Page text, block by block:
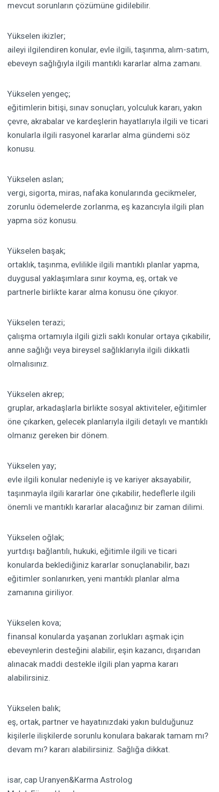
mevcut sorunların çözümüne gidilebilir.
Yükselen ikizler;
aileyi ilgilendiren konular, evle ilgili, taşınma, alım-satım,
ebeveyn sağlığıyla ilgili mantıklı kararlar alma zamanı.
Yükselen yengeç;
eğitimlerin bitişi, sınav sonuçları, yolculuk kararı, yakın
çevre, akrabalar ve kardeşlerin hayatlarıyla ilgili ve ticari
konularla ilgili rasyonel kararlar alma gündemi söz
konusu.
Yükselen aslan;
vergi, sigorta, miras, nafaka konularında gecikmeler,
zorunlu ödemelerde zorlanma, eş kazancıyla ilgili plan
yapma söz konusu.
Yükselen başak;
ortaklık, taşınma, evlilikle ilgili mantıklı planlar yapma,
duygusal yaklaşımlara sınır koyma, eş, ortak ve
partnerle birlikte karar alma konusu öne çıkıyor.
Yükselen terazi;
çalışma ortamıyla ilgili gizli saklı konular ortaya çıkabilir,
anne sağlığı veya bireysel sağlıklarıyla ilgili dikkatli
olmalısınız.
Yükselen akrep;
gruplar, arkadaşlarla birlikte sosyal aktiviteler, eğitimler
öne çıkarken, gelecek planlarıyla ilgili detaylı ve mantıklı
olmanız gereken bir dönem.
Yükselen yay;
evle ilgili konular nedeniyle iş ve kariyer aksayabilir,
taşınmayla ilgili kararlar öne çıkabilir, hedeflerle ilgili
önemli ve mantıklı kararlar alacağınız bir zaman dilimi.
Yükselen oğlak;
yurtdışı bağlantılı, hukuki, eğitimle ilgili ve ticari
konularda beklediğiniz kararlar sonuçlanabilir, bazı
eğitimler sonlanırken, yeni mantıklı planlar alma
zamanına giriliyor.
Yükselen kova;
finansal konularda yaşanan zorlukları aşmak için
ebeveynlerin desteğini alabilir, eşin kazancı, dışarıdan
alınacak maddi destekle ilgili plan yapma kararı
alabilirsiniz.
Yükselen balık;
eş, ortak, partner ve hayatınızdaki yakın bulduğunuz
kişilerle ilişkilerde sorunlu konulara bakarak tamam mı?
devam mı? kararı alabilirsiniz. Sağlığa dikkat.
isar, cap Uranyen&Karma Astrolog